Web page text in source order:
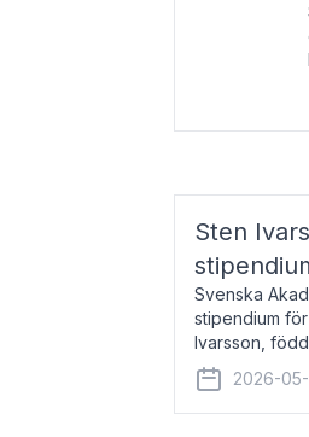
Sten
Svenska
stipendium
Ivarsson,
Trelleborg.
2026-05-